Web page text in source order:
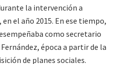
la intervención a
el año 2015. En ese tiempo,
como secretario
Fernández, época a partir de la
de planes sociales.